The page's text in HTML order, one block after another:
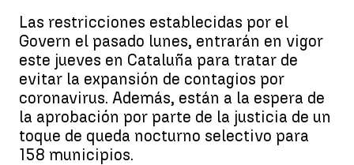
Las restricciones establecidas por el
Govern el pasado lunes, entrarán en vigor
este jueves en Cataluña para tratar de
evitar la expansión de contagios por
coronavirus. Además, están a la espera de
la aprobación por parte de la justicia de un
toque de queda nocturno selectivo para
158 municipios.